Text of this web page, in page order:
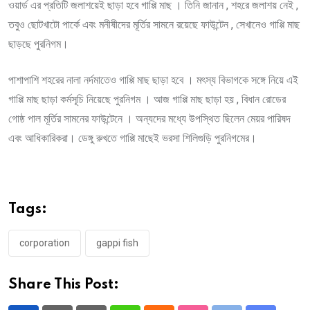
ওয়ার্ড এর প্রতিটি জলাশয়েই ছাড়া হবে গাপ্পি মাছ । তিনি জানান , শহরে জলাশয় নেই ,
তবুও ছোটখাটো পার্কে এবং মনীষীদের মূর্তির সামনে রয়েছে ফাউন্টেন , সেখানেও গাপ্পি মাছ
ছাড়ছে পুরনিগম।
পাশাপাশি শহরের নালা নর্দমাতেও গাপ্পি মাছ ছাড়া হবে । মৎস্য বিভাগকে সঙ্গে নিয়ে এই
গাপ্পি মাছ ছাড়া কর্মসূচি নিয়েছে পুরনিগম । আজ গাপ্পি মাছ ছাড়া হয় , বিধান রোডের
গোষ্ঠ পাল মূর্তির সামনের ফাউন্টেনে । অন্যদের মধ্যে উপস্থিত ছিলেন মেয়র পারিষদ
এবং আধিকারিকরা। ডেঙ্গু রুখতে গাপ্পি মাছেই ভরসা শিলিগুড়ি পুরনিগমের।
Tags:
corporation gappi fish
Share This Post: